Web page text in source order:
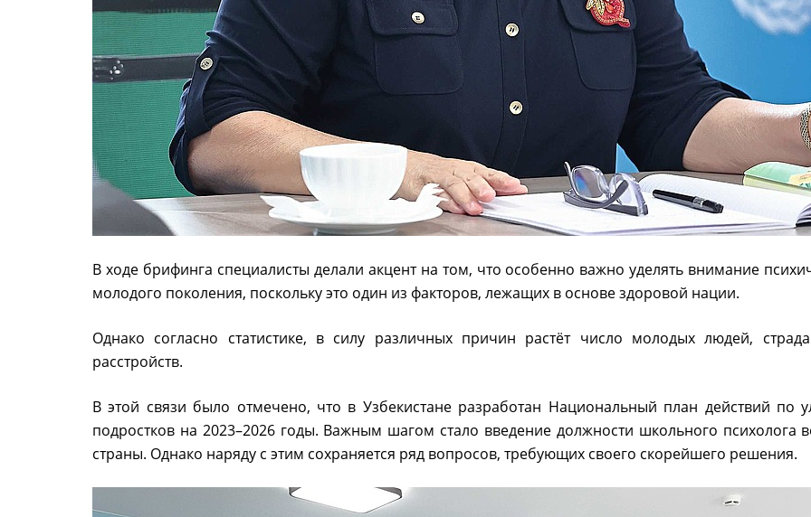
В ходе брифинга специалисты делали акцент на том, что особенно важно уделять внимание
молодого поколения, поскольку это один из факторов, лежащих в основе здоровой нации.
Однако согласно статистике, в силу различных причин растёт число молодых людей,
расстройств.
В этой связи было отмечено, что в Узбекистане разработан Национальный план действий по
подростков на 2023–2026 годы. Важным шагом стало введение должности школьного психолога
страны. Однако наряду с этим сохраняется ряд вопросов, требующих своего скорейшего решения.